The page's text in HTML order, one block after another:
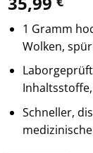
1 Gramm
Wolken,
Schneller,